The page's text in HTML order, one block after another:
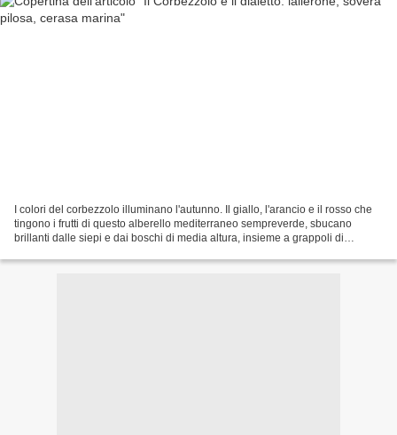
I colori del corbezzolo illuminano l'autunno. Il giallo, l'arancio e il rosso che
tingono i frutti di questo alberello mediterraneo sempreverde, sbucano
brillanti dalle siepi e dai boschi di media altura, insieme a grappoli di